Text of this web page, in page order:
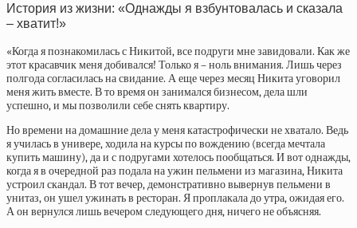
История из жизни: «Однажды я взбунтовалась и сказала
– хватит!»
«Когда я познакомилась с Никитой, все подруги мне завидовали. Как же
этот красавчик меня добивался! Только я – ноль внимания. Лишь через
полгода согласилась на свидание. А еще через месяц Никита уговорил
меня жить вместе. В то время он занимался бизнесом, дела шли
успешно, и мы позволили себе снять квартиру.
Но времени на домашние дела у меня катастрофически не хватало. Ведь
я училась в универе, ходила на курсы по вождению (всегда мечтала
купить машину), да и с подругами хотелось пообщаться. И вот однажды,
когда я в очередной раз подала на ужин пельмени из магазина, Никита
устроил скандал. В тот вечер, демонстративно вывернув пельмени в
унитаз, он ушел ужинать в ресторан. Я проплакала до утра, ожидая его.
А он вернулся лишь вечером следующего дня, ничего не объясняя.